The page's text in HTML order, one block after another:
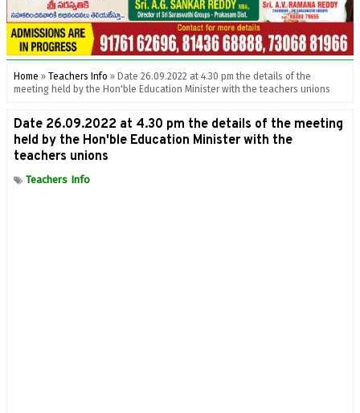
Home » Teachers Info » Date 26.09.2022 at 4.30 pm the details of the
meeting held by the Hon'ble Education Minister with the teachers unions
Date 26.09.2022 at 4.30 pm the details of the meeting
held by the Hon'ble Education Minister with the
teachers unions
Teachers Info